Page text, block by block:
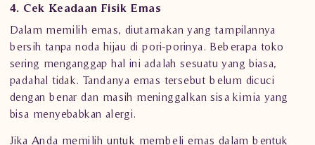
4. Cek Keadaan Fisik Emas
Dalam memilih emas, diutamakan yang tampilannya
bersih tanpa noda hijau di pori-porinya. Beberapa toko
sering menganggap hal ini adalah sesuatu yang biasa,
padahal tidak. Tandanya emas tersebut belum dicuci
dengan benar dan masih meninggalkan sisa kimia yang
bisa menyebabkan alergi.
Jika Anda memilih untuk membeli emas dalam bentuk